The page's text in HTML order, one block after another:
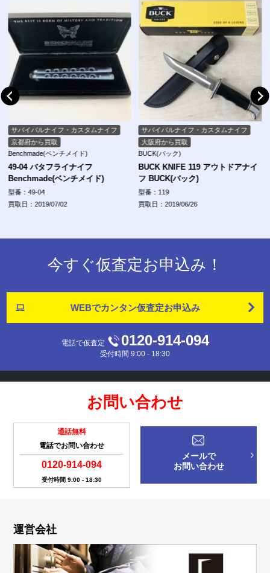
サバイバルナイフ・カスタムナイフ
京都府から買取
Benchmade(ベンチメイド)
49-04 バタフライナイフ
Benchmade(ベンチメイド)
型番：49-04
買取日：2019/07/02
サバイバルナイフ・カスタムナイフ
大阪府から買取
BUCK(バック)
BUCK KNIFE 119 アウトドアナイ
フ BUCK(バック)
型番：119
買取日：2019/06/26
今すぐ仮査定お申込み！
WEBでカンタン仮査定お申込み
電話で仮査定 0120-914-094
受付時間 9:00 - 18:30
お問い合わせ
通話無料
電話でお問い合わせ
0120-914-094
受付時間 9:00 - 18:30
メールで
お問い合わせ
運営会社